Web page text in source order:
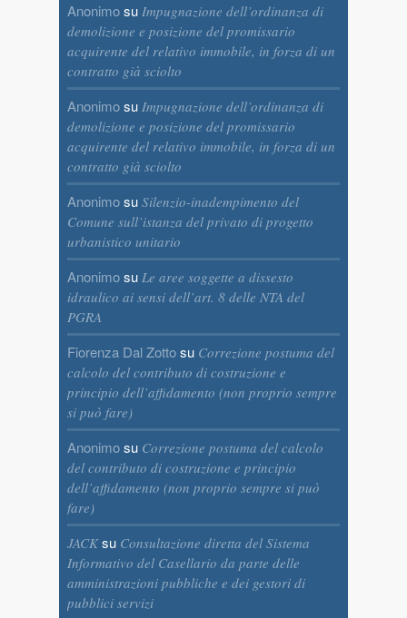
Anonimosu Impugnazione dell’ordinanza di
demolizione e posizione del promissario
acquirente del relativo immobile, in forza di un
contratto già sciolto
Anonimosu Impugnazione dell’ordinanza di
demolizione e posizione del promissario
acquirente del relativo immobile, in forza di un
contratto già sciolto
Anonimosu Silenzio-inadempimento del
Comune sull’istanza del privato di progetto
urbanistico unitario
Anonimosu Le aree soggette a dissesto
idraulico ai sensi dell’art. 8 delle NTA del
PGRA
Fiorenza Dal Zottosu Correzione postuma del
calcolo del contributo di costruzione e
principio dell’affidamento (non proprio sempre
si può fare)
Anonimosu Correzione postuma del calcolo
del contributo di costruzione e principio
dell’affidamento (non proprio sempre si può
fare)
JACKsu Consultazione diretta del Sistema
Informativo del Casellario da parte delle
amministrazioni pubbliche e dei gestori di
pubblici servizi